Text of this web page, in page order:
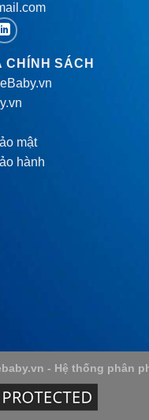
CHÍNH SÁCH
mật
hành
- Hệ thống phân